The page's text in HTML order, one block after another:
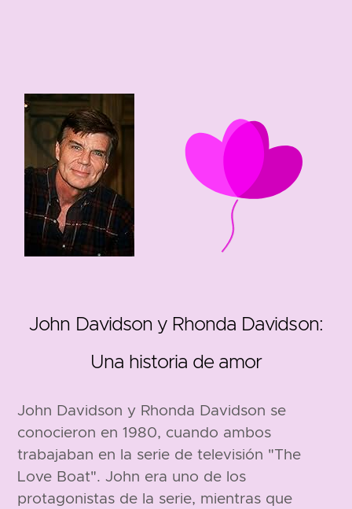
John Davidson y Rhonda Davidson:
Una historia de amor
John Davidson y Rhonda Davidson se
conocieron en 1980, cuando ambos
trabajaban en la serie de televisión "The
Love Boat". John era uno de los
protagonistas de la serie, mientras que
1